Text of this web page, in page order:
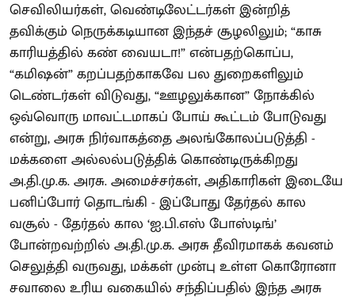
செவிலியர்கள், வெண்டிலேட்டர்கள் இன்றித்
தவிக்கும் நெருக்கடியான இந்தச் சூழலிலும்; “காசு
காரியத்தில் கண் வையடா!” என்பதற்கொப்ப,
“கமிஷன்” கறப்பதற்காகவே பல துறைகளிலும்
டெண்டர்கள் விடுவது, “ஊழலுக்கான” நோக்கில்
ஒவ்வொரு மாவட்டமாகப் போய் கூட்டம் போடுவது
என்று, அரசு நிர்வாகத்தை அலங்கோலப்படுத்தி -
மக்களை அல்லல்படுத்திக் கொண்டிருக்கிறது
அ.தி.மு.க. அரசு. அமைச்சர்கள், அதிகாரிகள் இடையே
பனிப்போர் தொடங்கி - இப்போது தேர்தல் கால
வசூல் - தேர்தல் கால ‘ஐ.பி.எஸ் போஸ்டிங்’
போன்றவற்றில் அ.தி.மு.க. அரசு தீவிரமாகக் கவனம்
செலுத்தி வருவது, மக்கள் முன்பு உள்ள கொரோனா
சவாலை உரிய வகையில் சந்திப்பதில் இந்த அரசு